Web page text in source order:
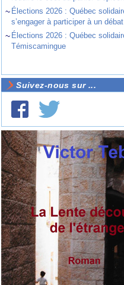
~ Élections 2026 : Québec
s’engager à participer à un
~ Élections 2026 : Québec
Témiscamingue
Suivez-nous sur ...